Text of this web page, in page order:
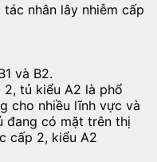
nhân lây nhiễm cấp
và B2.
tủ kiểu A2 là phổ
cho nhiều lĩnh vực và
đang có mặt trên thị
cấp 2, kiểu A2